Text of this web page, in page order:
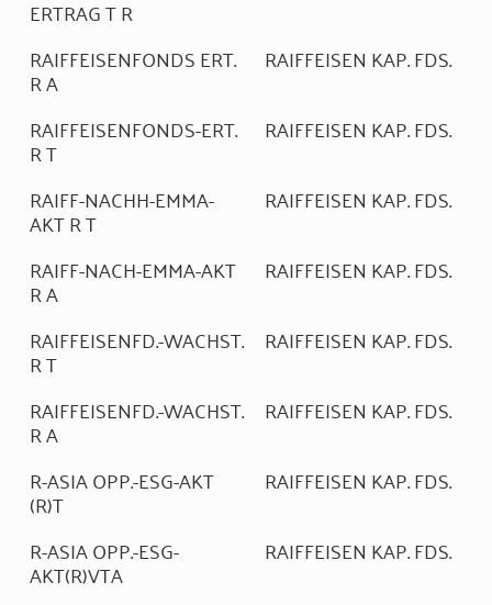
ERTRAG T R
RAIFFEISENFONDS ERT.
R A
RAIFFEISEN KAP. FDS.
RAIFFEISENFONDS-ERT.
R T
RAIFFEISEN KAP. FDS.
RAIFF-NACHH-EMMA-
AKT R T
RAIFFEISEN KAP. FDS.
RAIFF-NACH-EMMA-AKT
R A
RAIFFEISEN KAP. FDS.
RAIFFEISENFD.-WACHST.
R T
RAIFFEISEN KAP. FDS.
RAIFFEISENFD.-WACHST.
R A
RAIFFEISEN KAP. FDS.
R-ASIA OPP.-ESG-AKT
(R)T
RAIFFEISEN KAP. FDS.
R-ASIA OPP.-ESG-
AKT(R)VTA
RAIFFEISEN KAP. FDS.